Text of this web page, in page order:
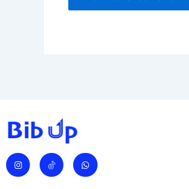
I
n
W
h